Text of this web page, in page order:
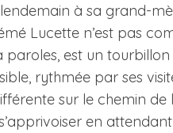
à sa grand-
Lucette n’est pas
est un
rythmée par ses
sur le chemin de
en